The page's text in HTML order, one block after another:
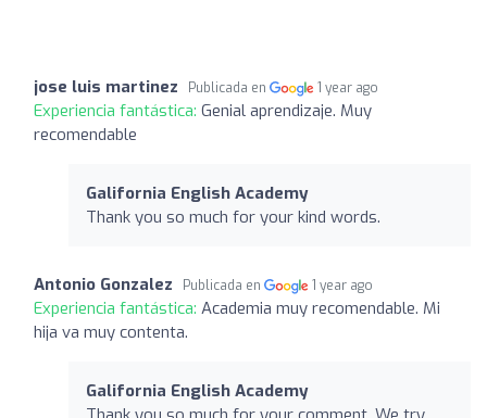
jose luis martinez Publicada en 1 year ago
Experiencia fantástica: Genial aprendizaje. Muy
recomendable
Galifornia English Academy
Thank you so much for your kind words.
Antonio Gonzalez Publicada en 1 year ago
Experiencia fantástica: Academia muy recomendable. Mi
hija va muy contenta.
Galifornia English Academy